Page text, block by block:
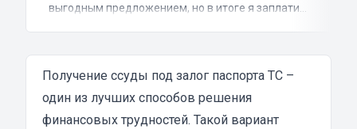
выгодным предложением, но в итоге я заплатил
затянутым и занял много времени и усилий.
Никакого профессионализма и
Разочарование и раздражение - это все, что я
испытал в результате этого кредита...
Получение ссуды под залог паспорта ТС –
один из лучших способов решения
финансовых трудностей. Такой вариант